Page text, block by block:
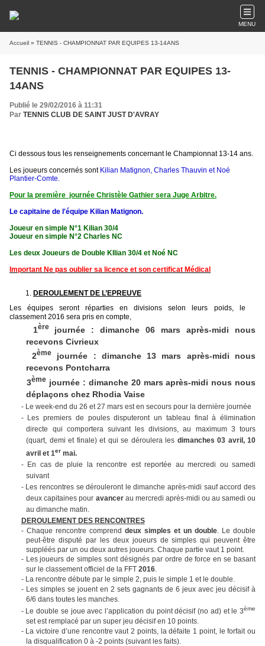
MENU
Accueil » TENNIS - CHAMPIONNAT PAR EQUIPES 13-14ANS
TENNIS - CHAMPIONNAT PAR EQUIPES 13-
14ANS
Publié le 29/02/2016 à 11:31
Par TENNIS CLUB DE SAINT JUST D'AVRAY
Ci dessous tous les renseignements concernant le Championnat 13-14 ans.
Les joueurs concernés sont Kilian Matignon, Charles Thauvin et Noé
Plantier-Comte.
Pour la première journée Christèle Gathier sera Juge Arbitre.
Le capitaine de l'équipe Kilian Matignon.
Joueur en simple N°1 Kilian 30/4
Joueur en simple N°2 Charles NC
Les deux Joueurs de Double KIlian 30/4 et Noé NC
Important Ne pas oublier sa licence et son certificat Médical
DEROULEMENT DE L’EPREUVE
Les équipes seront réparties en divisions selon leurs poids, le
classement 2016 sera pris en compte,
1èrejournée : dimanche 06 mars après-midi nous
recevons Civrieux
2ème journée : dimanche 13 mars après-midi nous
recevons Pontcharra
3ème journée : dimanche 20 mars après-midi nous nous
déplaçons chez Rhodia Vaise
- Le week-end du 26 et 27 mars est en secours pour la dernière journée
- Les premiers de poules disputeront un tableau final à élimination
directe qui comportera suivant les divisions, au maximum 3 tours
(quart, demi et finale) et qui se déroulera les dimanches03 avril, 10
avril et 1er mai.
- En cas de pluie la rencontre est reportée au mercredi ou samedi
suivant
- Les rencontres se dérouleront le dimanche après-midi sauf accord des
deux capitaines pour avancerau mercredi après-midi ou au samedi ou
au dimanche matin.
DEROULEMENT DES RENCONTRES
- Chaque rencontre comprend deux simples et un double. Le double
peut-être disputé par les deux joueurs de simples qui peuvent être
suppléés par un ou deux autres joueurs. Chaque partie vaut 1 point.
- Les joueurs de simples sont désignés par ordre de force en se basant
sur le classement officiel de la FFT2016.
- La rencontre débute par le simple 2, puis le simple 1 et le double.
- Les simples se jouent en 2 sets gagnants de 6 jeux avec jeu décisif à
6/6 dans toutes les manches.
- Le double se joue avec l’application du point décisif (no ad) et le 3ème
set est remplacé par un super jeu décisif en 10 points.
- La victoire d’une rencontre vaut 2 points, la défaite 1 point, le forfait ou
la disqualification 0 à -2 points (suivant les faits).